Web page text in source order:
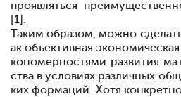
проявляться
[1].
Таким образом, можно
ак объективная экономическая
кономерностями развития
ства в условиях различных
ких формаций. Хотя